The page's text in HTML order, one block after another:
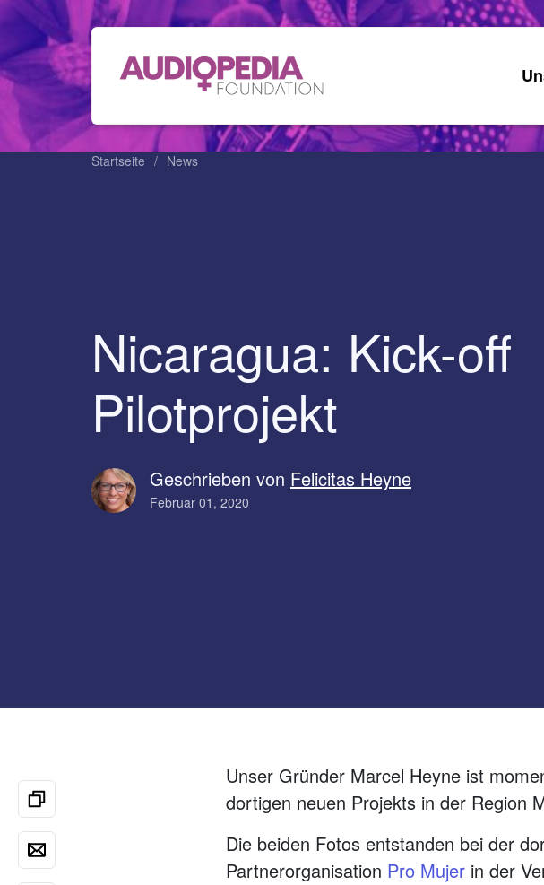
Startseite News
Nicaragua: Kick-off
Pilotprojekt
Geschrieben von Felicitas Heyne
Februar 01, 2020
Unser Gründer Marcel Heyne ist
dortigen neuen Projekts in der Region
Die beiden Fotos entstanden bei der
Partnerorganisation Pro Mujer in der